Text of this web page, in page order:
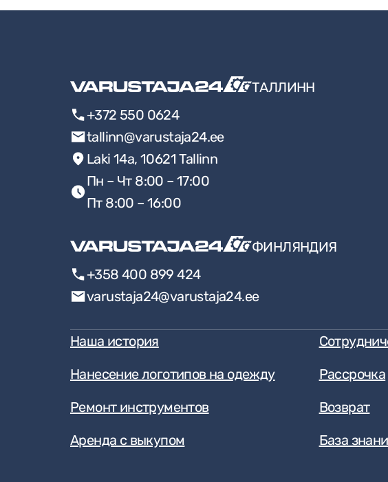
ТАЛЛИНН
+372 550 0624
tallinn@varustaja24.ee
Laki 14a, 10621 Tallinn
Пн – Чт 8:00 – 17:00
Пт 8:00 – 16:00
ФИНЛЯНДИЯ
+358 400 899 424
varustaja24@varustaja24.ee
Наша история
Нанесение логотипов на одежду
Рассрочка
Ремонт инструментов
Возврат
Аренда с выкупом
База